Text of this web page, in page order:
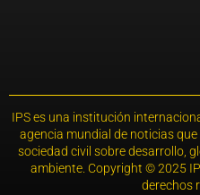
IPS es una institución
agencia mundial de noticias
sociedad civil sobre desarrollo,
ambiente. Copyright © 2025
derechos